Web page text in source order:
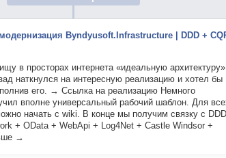
Byndyusoft.Infrastructure | DDD +
в просторах интернета «идеальную
наткнулся на интересную реализацию и хотел бы
его. → Ссылка на реализацию Немного
вполне универсальный рабочий шаблон. Для
начать с wiki. В конце мы получим связку с
+ OData + WebApi + Log4Net + Castle Windsor +
→